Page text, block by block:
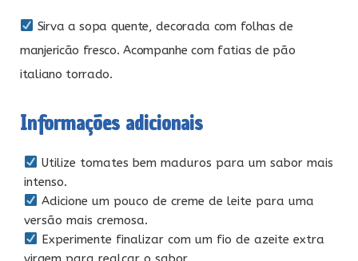
Sirva a sopa quente, decorada com folhas de
manjericão fresco. Acompanhe com fatias de pão
italiano torrado.
Informações adicionais
Utilize tomates bem maduros para um sabor mais
intenso.
Adicione um pouco de creme de leite para uma
versão mais cremosa.
Experimente finalizar com um fio de azeite extra